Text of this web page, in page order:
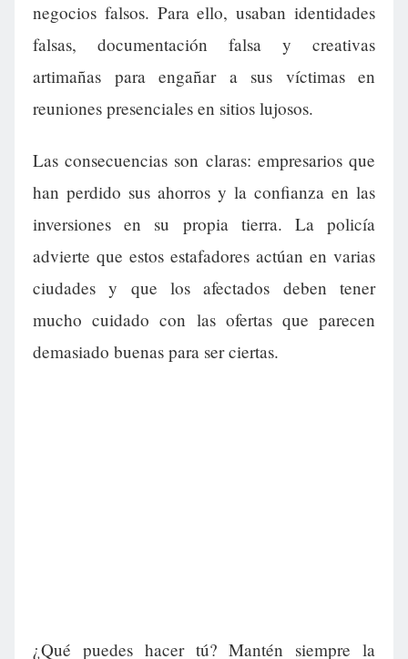
negocios falsos. Para ello, usaban identidades
falsas, documentación falsa y creativas
artimañas para engañar a sus víctimas en
reuniones presenciales en sitios lujosos.
Las consecuencias son claras: empresarios que
han perdido sus ahorros y la confianza en las
inversiones en su propia tierra. La policía
advierte que estos estafadores actúan en varias
ciudades y que los afectados deben tener
mucho cuidado con las ofertas que parecen
demasiado buenas para ser ciertas.
¿Qué puedes hacer tú? Mantén siempre la